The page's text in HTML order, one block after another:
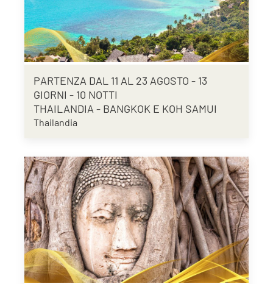
PARTENZA DAL 11 AL 23 AGOSTO - 13
GIORNI - 10 NOTTI
THAILANDIA - BANGKOK E KOH SAMUI
Thailandia